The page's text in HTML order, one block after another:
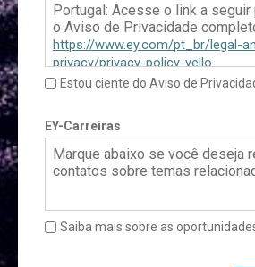
Portugal: Acesse o link a
o Aviso de Privacidade
https://www.ey.com/pt_br/legal-
privacy/privacy-policy-yello
Brasil: Por favor, clique aquipara
Estou ciente do Aviso de
EY-Carreiras
Marque abaixo se você deseja
contatos sobre temas
Saiba mais sobre as